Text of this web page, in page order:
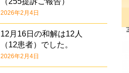
2026年2月4日
12月16日の和解は12人
（12患者）でした。
2026年2月4日